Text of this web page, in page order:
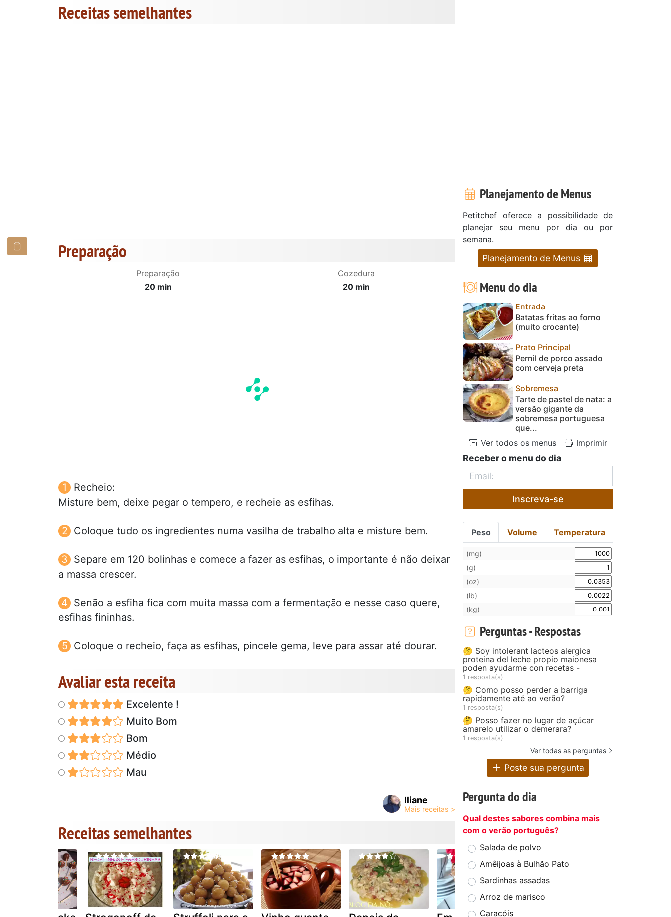
Receitas semelhantes
Preparação
Preparação
20 min
Cozedura
20 min
Recheio:
Misture bem, deixe pegar o tempero, e recheie as esfihas.
Coloque tudo os ingredientes numa vasilha de trabalho alta e misture bem.
Separe em 120 bolinhas e comece a fazer as esfihas, o importante é não deixar
a massa crescer.
Senão a esfiha fica com muita massa com a fermentação e nesse caso quere,
esfihas fininhas.
Coloque o recheio, faça as esfihas, pincele gema, leve para assar até dourar.
Avaliar esta receita
Excelente !
Muito Bom
Bom
Médio
Mau
Iliane
Receitas semelhantes
Planejamento de Menus
Petitchef oferece a possibilidade de
planejar seu menu por dia ou por
semana.
Planejamento de Menus
Menu do dia
Entrada
Batatas fritas ao forno
(muito crocante)
Prato Principal
Pernil de porco assado
com cerveja preta
Sobremesa
Tarte de pastel de nata: a
versão gigante da
sobremesa portuguesa
que...
Ver todos os menus
Imprimir
Receber o menu do dia
Inscreva-se
Peso Volume Temperatura
(mg)
(g)
(oz)
(lb)
(kg)
Perguntas - Respostas
🤔 Soy intolerant lacteos alergica
proteina del leche propio maionesa
poden ayudarme con recetas -
1 resposta(s)
🤔 Como posso perder a barriga
rapidamente até ao verão?
1 resposta(s)
🤔 Posso fazer no lugar de açúcar
amarelo utilizar o demerara?
1 resposta(s)
Ver todas as perguntas
Poste sua pergunta
Pergunta do dia
Qual destes sabores combina mais
com o verão português?
Salada de polvo
Amêijoas à Bulhão Pato
Sardinhas assadas
Arroz de marisco
Caracóis